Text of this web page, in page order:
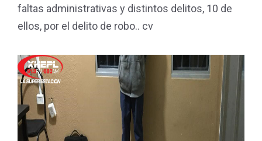
faltas administrativas y distintos delitos, 10 de
ellos, por el delito de robo.. cv